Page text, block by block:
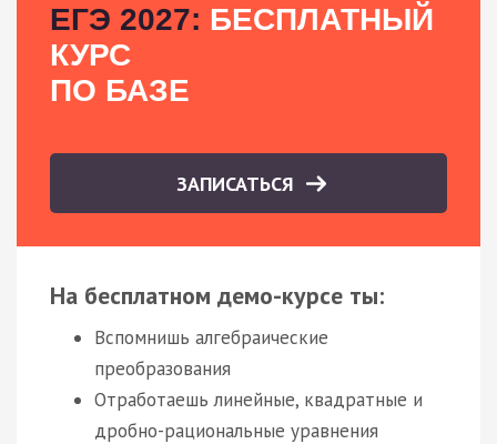
ЕГЭ 2027: БЕСПЛАТНЫЙ
КУРС
ПО БАЗЕ
ЗАПИСАТЬСЯ
На бесплатном демо-курсе ты:
Вспомнишь алгебраические
преобразования
Отработаешь линейные, квадратные и
дробно-рациональные уравнения